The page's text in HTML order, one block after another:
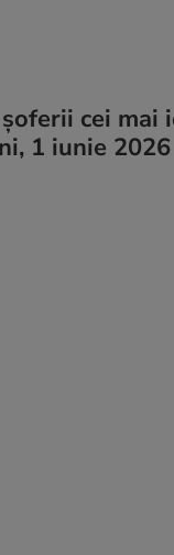
cei mai
1 iunie 2026